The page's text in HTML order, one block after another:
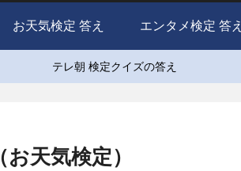
お天気検定 答え エンタメ検定 答え
テレ朝 検定クイズの答え
天気検定）